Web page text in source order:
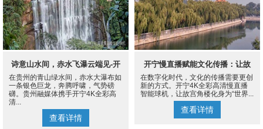
诗意山水间，赤水飞瀑云端见-开
宁4K慢直播摄像机
在贵州的青山绿水间，赤水大瀑布如
一条银色巨龙，奔腾呼啸，气势磅
礴。贵州融媒体携手开宁4K全彩高
清...
查看详情
开宁慢直播赋能文化传播：让故
宫角楼成为世界的文化客厅
在数字化时代，文化的传播需要更创
新的方式。开宁4K全彩高清慢直播
智能球机，让故宫角楼化身为“世界...
查看详情